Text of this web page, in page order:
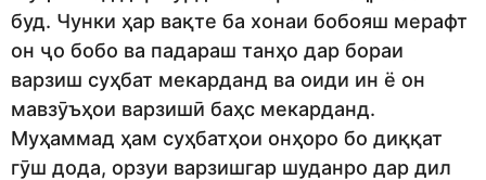
буд. Чунки ҳар вақте ба хонаи бобояш мерафт
он ҷо бобо ва падараш танҳо дар бораи
варзиш суҳбат мекарданд ва оиди ин ё он
мавзӯъҳои варзишӣ баҳс мекарданд.
Муҳаммад ҳам суҳбатҳои онҳоро бо диққат
гӯш дода, орзуи варзишгар шуданро дар дил